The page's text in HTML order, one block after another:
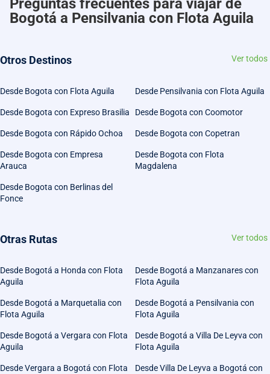
Preguntas frecuentes para viajar de
Bogotá a Pensilvania con Flota Aguila
Otros Destinos Ver todos
Desde Bogota con Flota Aguila Desde Pensilvania con Flota Aguila
Desde Bogota con Expreso Brasilia Desde Bogota con Coomotor
Desde Bogota con Rápido Ochoa Desde Bogota con Copetran
Desde Bogota con Empresa
Arauca
Desde Bogota con Flota
Magdalena
Desde Bogota con Berlinas del
Fonce
Otras Rutas Ver todos
Desde Bogotá a Honda con Flota
Aguila
Desde Bogotá a Manzanares con
Flota Aguila
Desde Bogotá a Marquetalia con
Flota Aguila
Desde Bogotá a Pensilvania con
Flota Aguila
Desde Bogotá a Vergara con Flota
Aguila
Desde Bogotá a Villa De Leyva con
Flota Aguila
Desde Vergara a Bogotá con Flota
Desde Villa De Leyva a Bogotá con